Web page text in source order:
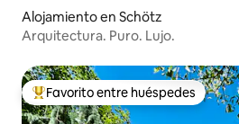
Alojamiento en Schötz
Arquitectura. Puro. Lujo.
Favorito entre huéspedes preferido
Favorito entre huéspedes